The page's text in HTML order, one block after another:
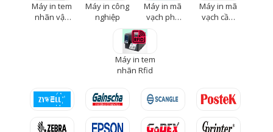
Máy in tem
nhãn vận
Máy in công
nghiệp
Máy in mã
vạch phổ
thông để
Máy in mã
vạch cầm
Máy in tem
nhãn Rfid